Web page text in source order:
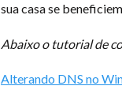
sua casa se
Abaixo o tutorial de
Alterando DNS no